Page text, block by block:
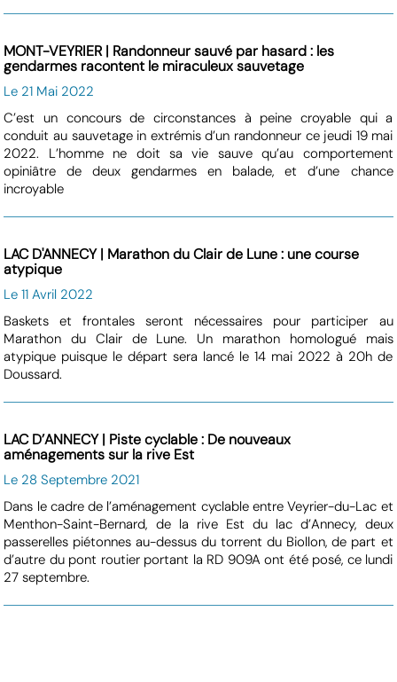
MONT-VEYRIER | Randonneur sauvé par hasard : les
gendarmes racontent le miraculeux sauvetage
Le 21 Mai 2022
C’est un concours de circonstances à peine croyable qui a
conduit au sauvetage in extrémis d’un randonneur ce jeudi 19 mai
2022. L’homme ne doit sa vie sauve qu’au comportement
opiniâtre de deux gendarmes en balade, et d’une chance
incroyable
LAC D'ANNECY | Marathon du Clair de Lune : une course
atypique
Le 11 Avril 2022
Baskets et frontales seront nécessaires pour participer au
Marathon du Clair de Lune. Un marathon homologué mais
atypique puisque le départ sera lancé le 14 mai 2022 à 20h de
Doussard.
LAC D’ANNECY | Piste cyclable : De nouveaux
aménagements sur la rive Est
Le 28 Septembre 2021
Dans le cadre de l’aménagement cyclable entre Veyrier-du-Lac et
Menthon-Saint-Bernard, de la rive Est du lac d’Annecy, deux
passerelles piétonnes au-dessus du torrent du Biollon, de part et
d’autre du pont routier portant la RD 909A ont été posé, ce lundi
27 septembre.